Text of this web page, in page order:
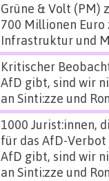
Grüne & Volt (PM)
700 Millionen
Infrastruktur und
Kritischer
AfD gibt, sind wir
an Sinti:zze und
1000 Jurist:innen,
für das AfD-Verbot
AfD gibt, sind wir
an Sinti:zze und